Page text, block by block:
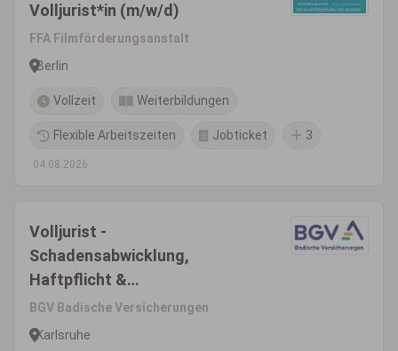
Volljurist*in (m/w/d)
FFA Filmförderungsanstalt
Berlin
Vollzeit Weiterbildungen
Flexible Arbeitszeiten Jobticket 3
04.08.2026
Volljurist -
Schadensabwicklung,
Haftpflicht &
Unfallversicherung (m/w/d)
BGV Badische Versicherungen
Karlsruhe